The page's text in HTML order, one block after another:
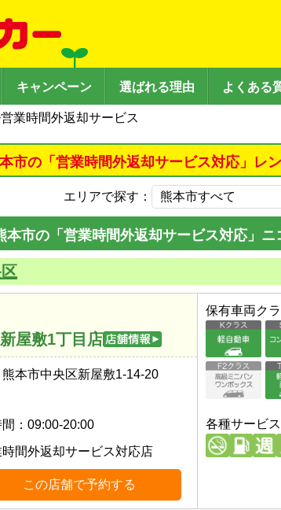
キャンペーン 選ばれる理由 よくある
営業時間外返却サービス
市の「営業時間外返却サービス対応」レ
エリアで探す：
本市の「営業時間外返却サービス対応」
屋敷1丁目店
熊本市中央区新屋敷1-14-20
： 09:00-20:00
間外返却サービス対応店
この店舗で予約する
保有車両ク
各種サービス